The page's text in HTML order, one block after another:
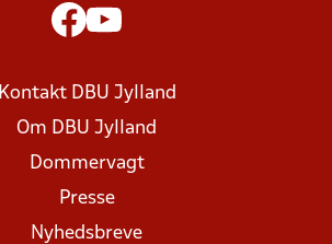
Kontakt DBU Jylland
Om DBU Jylland
Dommervagt
Presse
Nyhedsbreve